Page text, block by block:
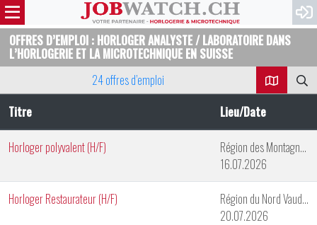
OFFRES D’EMPLOI : HORLOGER ANALYSTE / LABORATOIRE DANS
L’HORLOGERIE ET LA MICROTECHNIQUE EN SUISSE
24 offres d’emploi
Titre
Lieu/Date
Horloger polyvalent (H/F)
Région des Montagnes Neuchâteloises
16.07.2026
Horloger Restaurateur (H/F)
Région du Nord Vaudois
20.07.2026